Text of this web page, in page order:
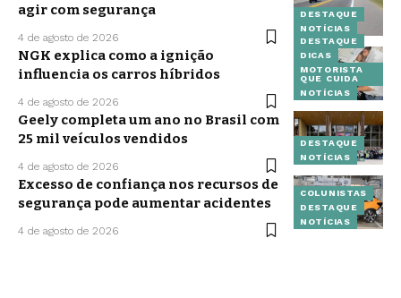
DESTAQUE
NOTÍCIAS
agir com segurança
4 de agosto de 2026
DESTAQUE
DICAS
MOTORISTA
QUE CUIDA
NOTÍCIAS
NGK explica como a ignição
influencia os carros híbridos
4 de agosto de 2026
DESTAQUE
NOTÍCIAS
Geely completa um ano no Brasil com
25 mil veículos vendidos
4 de agosto de 2026
COLUNISTAS
DESTAQUE
NOTÍCIAS
Excesso de confiança nos recursos de
segurança pode aumentar acidentes
4 de agosto de 2026